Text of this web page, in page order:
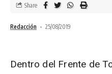
Redacción 25/08/2019
Share
Dentro del Frente de